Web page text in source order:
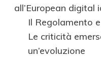
all’European
Il Regolamento
Le criticità
un’evoluzione